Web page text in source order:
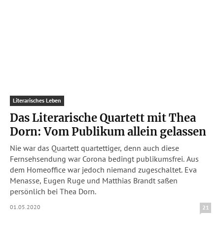
Literarisches Leben
Das Literarische Quartett mit Thea
Dorn: Vom Publikum allein gelassen
Nie war das Quartett quartettiger, denn auch diese
Fernsehsendung war Corona bedingt publikumsfrei. Aus
dem Homeoffice war jedoch niemand zugeschaltet. Eva
Menasse, Eugen Ruge und Matthias Brandt saßen
persönlich bei Thea Dorn.
01.05.2020 21